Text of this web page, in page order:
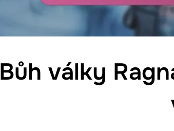
Bůh války